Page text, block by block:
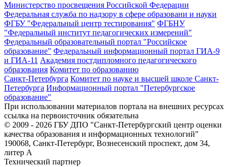
Министерство просвещения Российской Федерации
Федеральная служба по надзору в сфере образовани и науки
ФГБУ "Федеральный центр тестирования" ФГБНУ
"Федеральный институт педагогических измерений"
Федеральный образовательный портал "Российское
образование" Федеральный информационный портал ГИА-9
и ГИА-11 Академия постдипломного педагогического
образования Комитет по образованию
Санкт-Петербурга Комитет по науке и высшей школе Санкт-
Петербурга Информационный портал "Петербургское
образование"
При использовании материалов портала на внешних ресурсах
ссылка на первоисточник обязательна
© 2009 - 2026 ГБУ ДПО "Санкт-Петербургский центр оценки
качества образования и информационных технологий"
190068, Санкт-Петербург, Вознесенский проспект, дом 34,
литер А
Технический партнер